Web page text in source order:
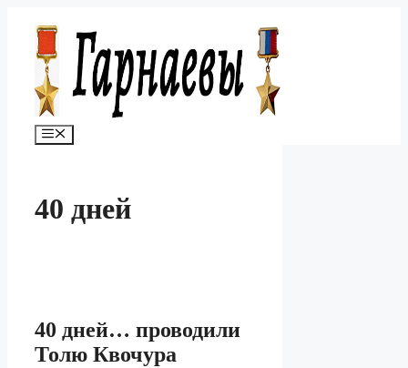
содержимому
Меню
40 дней
40 дней… проводили
Толю Квочура